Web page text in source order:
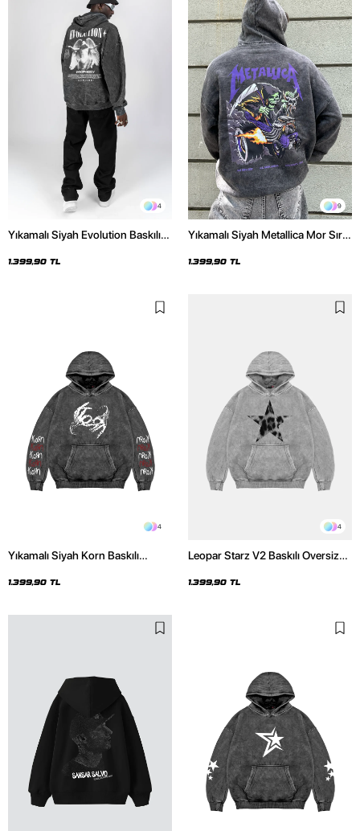
4
Yıkamalı Siyah Evolution Baskılı
Hoodie
1.399,90 TL
9
Yıkamalı Siyah Metallica Mor Sırt
Hoodie
1.399,90 TL
4
Yıkamalı Siyah Korn Baskılı
1.399,90 TL
4
Leopar Starz V2 Baskılı Oversize
Hoodie
1.399,90 TL